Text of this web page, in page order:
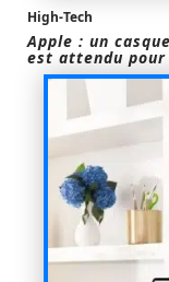
High-Tech
Apple : un
est attendu pour